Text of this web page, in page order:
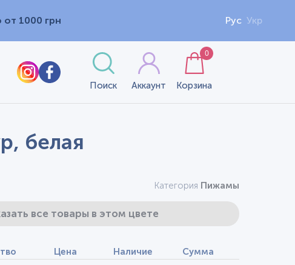
от 1000 грн Рус Укр
Поиск Аккаунт Корзина
0
белая
Категория Пижамы
все товары в этом цвете
Цена Наличие Сумма